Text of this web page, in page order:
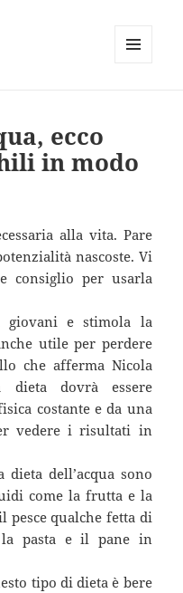
ecco
in modo
alla vita. Pare
nascoste. Vi
consiglio per usarla
giovani e stimola la
utile per perdere
che afferma Nicola
dieta dovrà essere
costante e da una
vedere i risultati in
dell’acqua sono
come la frutta e la
pesce qualche fetta di
la pasta e il pane in
tipo di dieta è bere